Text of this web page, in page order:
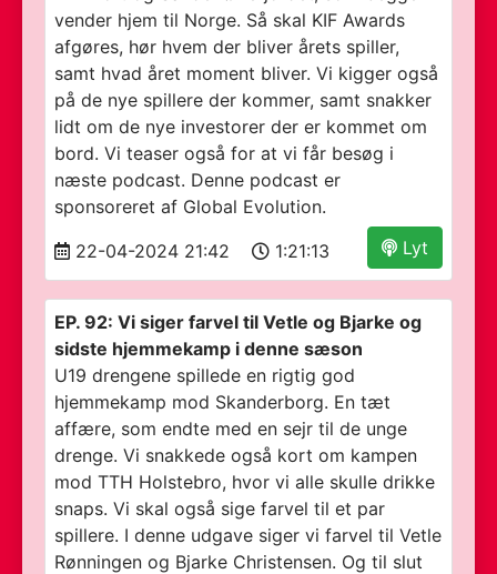
vender hjem til Norge. Så skal KIF Awards
afgøres, hør hvem der bliver årets spiller,
samt hvad året moment bliver. Vi kigger også
på de nye spillere der kommer, samt snakker
lidt om de nye investorer der er kommet om
bord. Vi teaser også for at vi får besøg i
næste podcast. Denne podcast er
sponsoreret af Global Evolution.
Lyt
22-04-2024 21:42 1:21:13
EP. 92: Vi siger farvel til Vetle og Bjarke og
sidste hjemmekamp i denne sæson
U19 drengene spillede en rigtig god
hjemmekamp mod Skanderborg. En tæt
affære, som endte med en sejr til de unge
drenge. Vi snakkede også kort om kampen
mod TTH Holstebro, hvor vi alle skulle drikke
snaps. Vi skal også sige farvel til et par
spillere. I denne udgave siger vi farvel til Vetle
Rønningen og Bjarke Christensen. Og til slut